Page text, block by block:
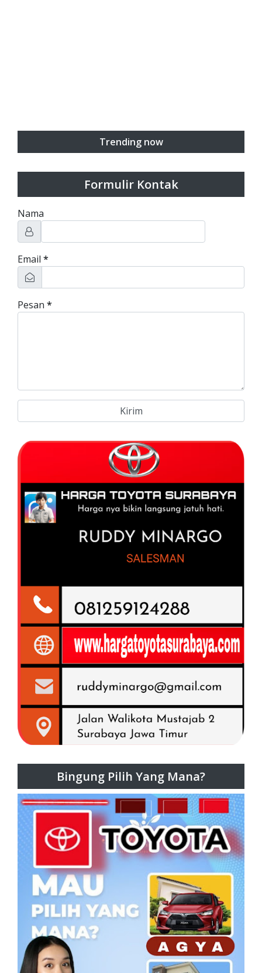
Trending now
Formulir Kontak
Nama
Email *
Pesan *
Bingung Pilih Yang Mana?